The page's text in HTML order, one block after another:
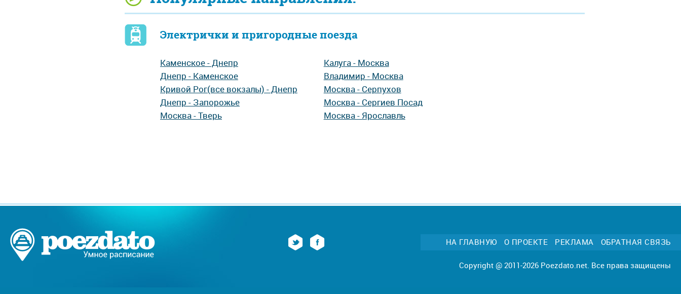
Электрички и пригородные поезда
Каменское - Днепр
Днепр - Каменское
Кривой Рог(все вокзалы) - Днепр
Днепр - Запорожье
Москва - Тверь
Калуга - Москва
Владимир - Москва
Москва - Серпухов
Москва - Сергиев Посад
Москва - Ярославль
НА ГЛАВНУЮ О ПРОЕКТЕ РЕКЛАМА ОБРАТНАЯ СВЯЗЬ
Copyright @ 2011-2026 Poezdato.net. Все права защищены